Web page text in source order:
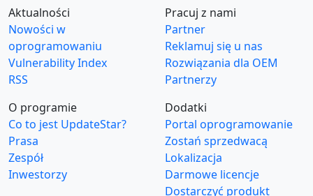
Aktualności
Nowości w
oprogramowaniu
Vulnerability Index
RSS
Pracuj z nami
Partner
Reklamuj się u nas
Rozwiązania dla OEM
Partnerzy
O programie
Co to jest UpdateStar?
Prasa
Zespół
Inwestorzy
Dodatki
Portal oprogramowanie
Zostań sprzedwacą
Lokalizacja
Darmowe licencje
Dostarczyć produkt